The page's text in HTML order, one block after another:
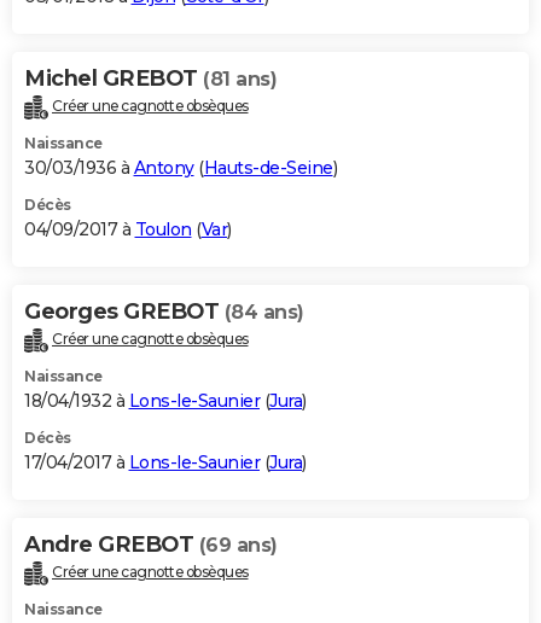
Michel GREBOT (81 ans)
Créer une cagnotte obsèques
Naissance
30/03/1936 à Antony(Hauts-de-Seine)
Décès
04/09/2017 à Toulon (Var)
Georges GREBOT (84 ans)
Créer une cagnotte obsèques
Naissance
18/04/1932 à Lons-le-Saunier(Jura)
Décès
17/04/2017 à Lons-le-Saunier(Jura)
Andre GREBOT (69 ans)
Créer une cagnotte obsèques
Naissance